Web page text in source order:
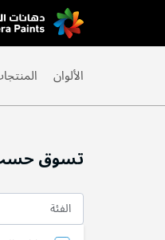
Skip
to
الألوان
تسوق
الفئة